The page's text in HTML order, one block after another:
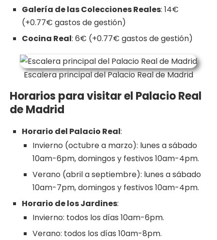
Galería de las Colecciones Reales: 14€
(+0.77€ gastos de gestión)
Cocina Real: 6€ (+0.77€ gastos de gestión)
Escalera principal del Palacio Real de Madrid
Horarios para visitar el Palacio Real
de Madrid
Horario del Palacio Real:
Invierno (octubre a marzo): lunes a sábado
10am-6pm, domingos y festivos 10am-4pm.
Verano (abril a septiembre): lunes a sábado
10am-7pm, domingos y festivos 10am-4pm.
Horario de los Jardines:
Invierno: todos los días 10am-6pm.
Verano: todos los días 10am-8pm.